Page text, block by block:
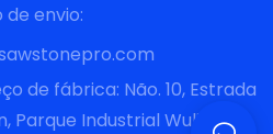
corta suavemente, é
eficiência
de envio:
de fábrica: Não. 10, Estrada
Parque Industrial Wuli,